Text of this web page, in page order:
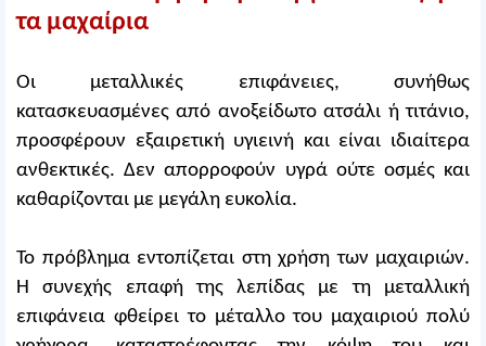
τα μαχαίρια
Οι μεταλλικές επιφάνειες, συνήθως
κατασκευασμένες από ανοξείδωτο ατσάλι ή τιτάνιο,
προσφέρουν εξαιρετική υγιεινή και είναι ιδιαίτερα
ανθεκτικές. Δεν απορροφούν υγρά ούτε οσμές και
καθαρίζονται με μεγάλη ευκολία.
Το πρόβλημα εντοπίζεται στη χρήση των μαχαιριών.
Η συνεχής επαφή της λεπίδας με τη μεταλλική
επιφάνεια φθείρει το μέταλλο του μαχαιριού πολύ